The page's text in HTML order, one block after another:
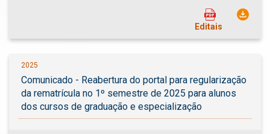
Editais
2025
Comunicado - Reabertura do portal para regularização
da rematrícula no 1º semestre de 2025 para alunos
dos cursos de graduação e especialização